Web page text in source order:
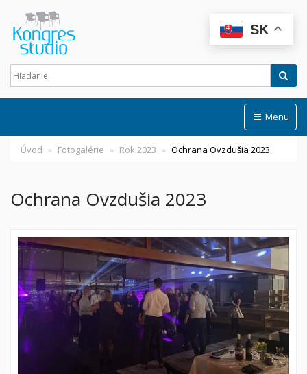
Menu
Úvod Fotogalérie Rok 2023 Ochrana Ovzdušia 2023
Ochrana Ovzdušia 2023
SK